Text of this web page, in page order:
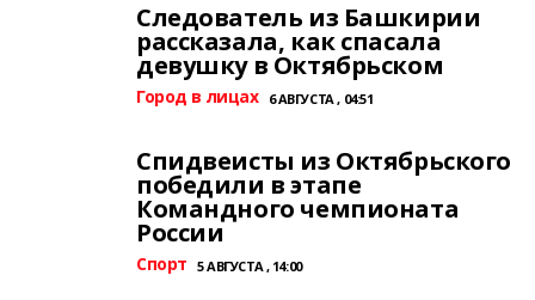
Следователь из Башкирии
рассказала, как спасала
девушку в Октябрьском
Город в лицах 6 АВГУСТА , 04:51
Спидвеисты из Октябрьского
победили в этапе
Командного чемпионата
России
Спорт 5 АВГУСТА , 14:00